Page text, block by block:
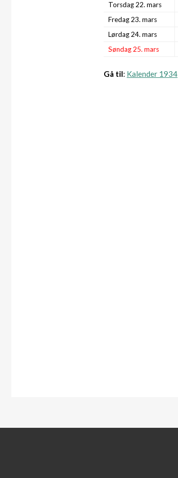
Torsdag 22. mars
Fredag 23. mars
Lørdag 24. mars
Søndag 25. mars
Gå til: Kalender 1934